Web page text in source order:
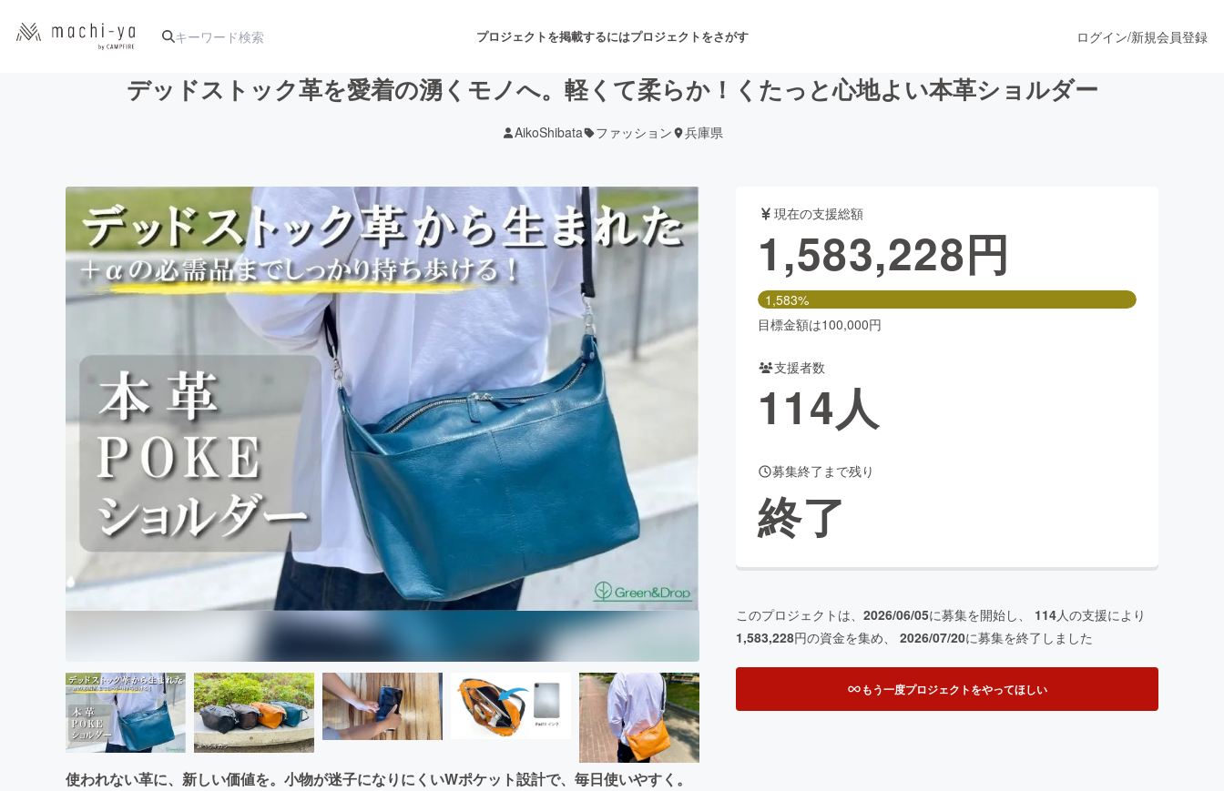
プロジェクトを掲載するにはプロジェクトをさがす
アート・写真 音楽 舞台・パフォーマンス
テクノロジー・ガジェット ゲーム・サービス開発 ファッション
映像・映画 書籍・雑誌出版 アニメ・漫画
ビジネス・起業 チャレンジ ビューティー・ヘルスケア
まちづくり・地域活性化
CAMPFIRE for Social Good
CAMPFIREふるさと納税
machi-yaコミュニティ
ログイン/新規会員登録
デッドストック革を愛着の湧くモノへ。軽くて柔らか！くたっと心地よい本革ショルダー
AikoShibata ファッション 兵庫県
使われない革に、新しい価値を。小物が迷子になりにくいWポケット設計で、毎日使いやすく。
現在の支援総額
1,583,228円
1,583%
目標金額は100,000円
支援者数
114人
募集終了まで残り
終了
このプロジェクトは、 2026/06/05に募集を開始し、 114人の支援により
1,583,228円の資金を集め、 2026/07/20に募集を終了しました
もう一度プロジェクトをやってほしい